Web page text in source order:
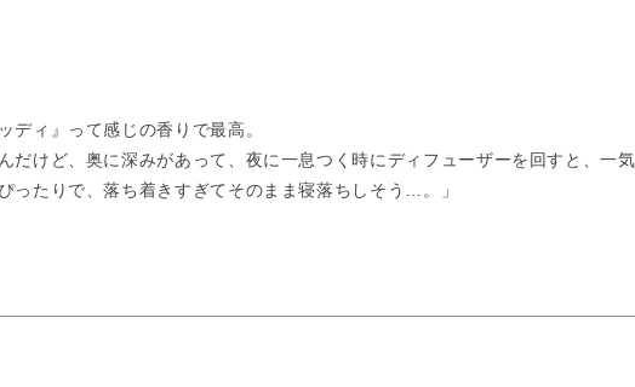
ディ』って感じの香りで最高。
だけど、奥に深みがあって、夜に一息つく時にディフューザーを回すと、一
ったりで、落ち着きすぎてそのまま寝落ちしそう…。」